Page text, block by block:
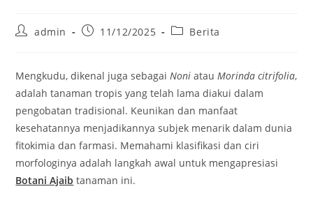
Postadmin
Post11/12/2025
PostBerita
Mengkudu, dikenal juga sebagaiNoni atauMorinda citrifolia,
adalah tanaman tropis yang telah lama diakui dalam
pengobatan tradisional. Keunikan dan manfaat
kesehatannya menjadikannya subjek menarik dalam dunia
fitokimia dan farmasi. Memahami klasifikasi dan ciri
morfologinya adalah langkah awal untuk mengapresiasi
Botani Ajaib tanaman ini.